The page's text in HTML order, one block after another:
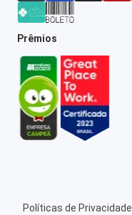
Prêmios
Políticas de Privacidade